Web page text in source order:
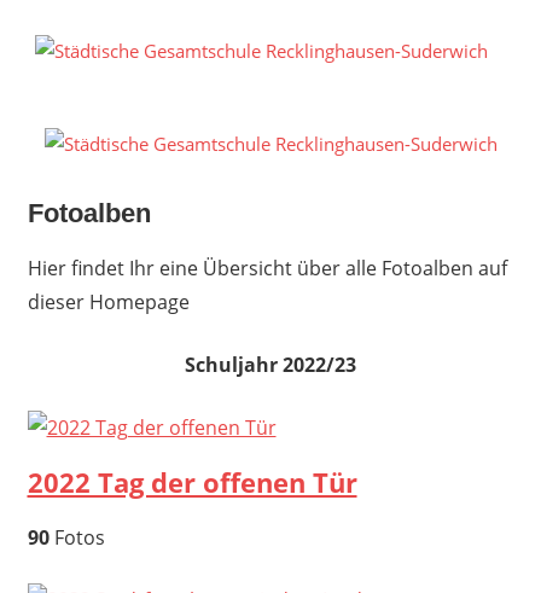
Inhalt
Fotoalben
Hier findet Ihr eine Übersicht über alle Fotoalben auf
dieser Homepage
Schuljahr 2022/23
2022 Tag der offenen Tür
90Fotos